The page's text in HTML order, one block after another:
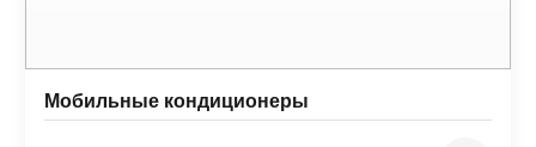
Мобильные кондиционеры